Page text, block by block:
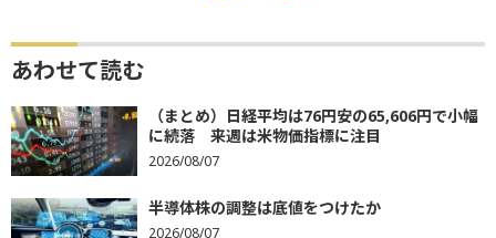
あわせて読む
（まとめ）日経平均は76円安の65,606円で小幅
に続落 来週は米物価指標に注目
2026/08/07
半導体株の調整は底値をつけたか
2026/08/07